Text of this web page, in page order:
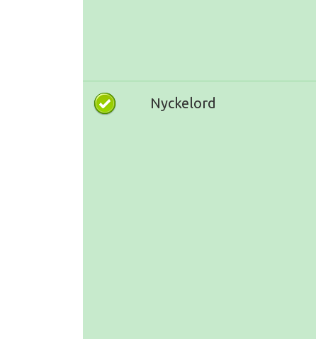
Nyckelord